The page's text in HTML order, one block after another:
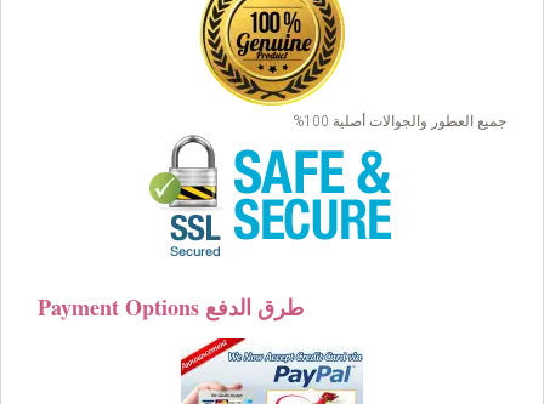
جميع العطور والجوالات أصلية 100%
Payment Options طرق الدفع